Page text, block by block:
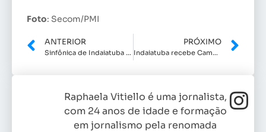
Foto: Secom/PMI
ANTERIOR
Sinfônica de Indaiatuba e Cultura promovem Caminhada Musical no dia 28 de fevereiro
PRÓXIMO
Indaiatuba recebe Campeonato Pan-Americano de Paraciclismo 2026
Raphaela Vitiello é uma jornalista,
com 24 anos de idade e formação
em jornalismo pela renomada